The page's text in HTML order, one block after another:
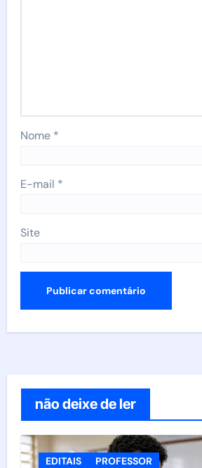
Nome *
E-mail *
Site
não deixe de ler
EDITAIS PROFESSOR